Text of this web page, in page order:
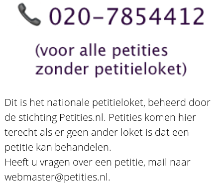
Dit is het nationale petitieloket, beheerd door
de stichting Petities.nl. Petities komen hier
terecht als er geen ander loket is dat een
petitie kan behandelen.
Heeft u vragen over een petitie, mail naar
webmaster@petities.nl.